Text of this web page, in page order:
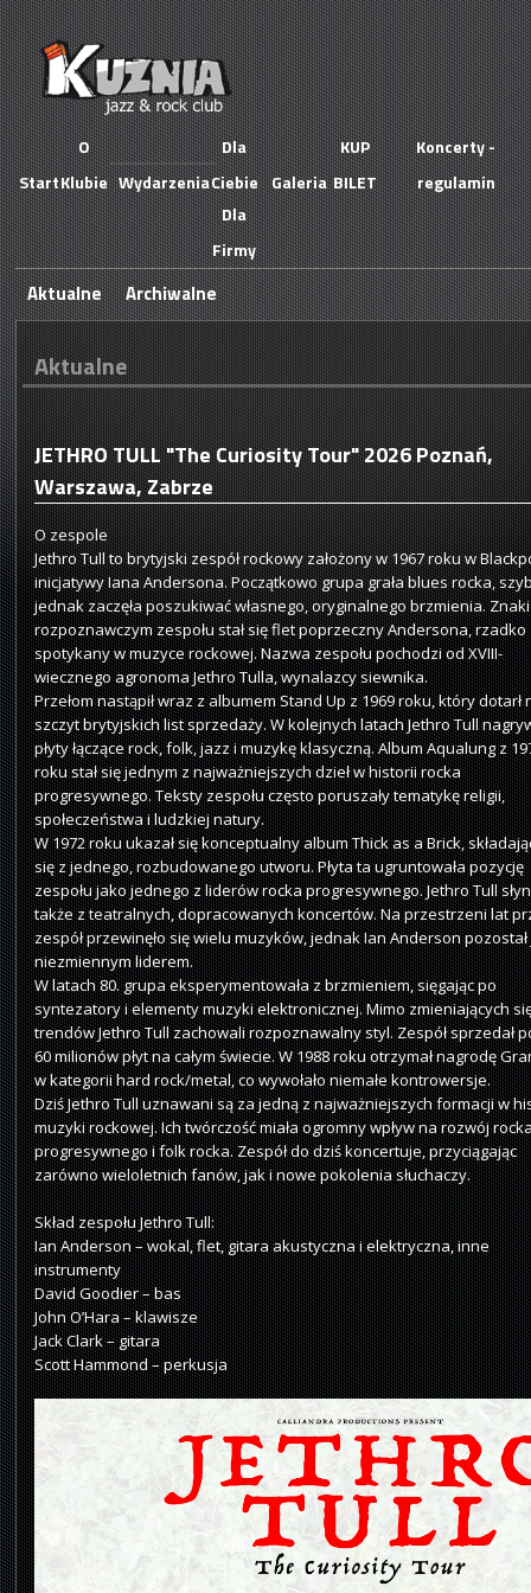
Start
O
Klubie Wydarzenia
Dla
Ciebie
Dla
Firmy
Galeria
KUP
BILET
Koncerty -
regulamin
Aktualne Archiwalne
Aktualne
JETHRO TULL "The Curiosity Tour" 2026 Poznań,
Warszawa, Zabrze
O zespole
Jethro Tull to brytyjski zespół rockowy założony w 1967 roku w
inicjatywy Iana Andersona. Początkowo grupa grała blues rocka,
jednak zaczęła poszukiwać własnego, oryginalnego brzmienia.
rozpoznawczym zespołu stał się flet poprzeczny Andersona, rzadko
spotykany w muzyce rockowej. Nazwa zespołu pochodzi od XVIII-
wiecznego agronoma Jethro Tulla, wynalazcy siewnika.
Przełom nastąpił wraz z albumem Stand Up z 1969 roku, który dotarł
szczyt brytyjskich list sprzedaży. W kolejnych latach Jethro Tull
płyty łączące rock, folk, jazz i muzykę klasyczną. Album Aqualung z
roku stał się jednym z najważniejszych dzieł w historii rocka
progresywnego. Teksty zespołu często poruszały tematykę religii,
społeczeństwa i ludzkiej natury.
W 1972 roku ukazał się konceptualny album Thick as a Brick,
się z jednego, rozbudowanego utworu. Płyta ta ugruntowała pozycję
zespołu jako jednego z liderów rocka progresywnego. Jethro Tull
także z teatralnych, dopracowanych koncertów. Na przestrzeni lat
zespół przewinęło się wielu muzyków, jednak Ian Anderson
niezmiennym liderem.
W latach 80. grupa eksperymentowała z brzmieniem, sięgając po
syntezatory i elementy muzyki elektronicznej. Mimo zmieniających
trendów Jethro Tull zachowali rozpoznawalny styl. Zespół sprzedał
60 milionów płyt na całym świecie. W 1988 roku otrzymał nagrodę
w kategorii hard rock/metal, co wywołało niemałe kontrowersje.
Dziś Jethro Tull uznawani są za jedną z najważniejszych formacji w
muzyki rockowej. Ich twórczość miała ogromny wpływ na rozwój
progresywnego i folk rocka. Zespół do dziś koncertuje, przyciągając
zarówno wieloletnich fanów, jak i nowe pokolenia słuchaczy.
Skład zespołu Jethro Tull:
Ian Anderson – wokal, flet, gitara akustyczna i elektryczna, inne
instrumenty
David Goodier – bas
John O’Hara – klawisze
Jack Clark – gitara
Scott Hammond – perkusja